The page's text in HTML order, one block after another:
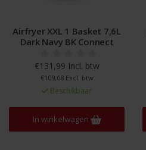
Airfryer XXL 1 Basket 7,6L
Dark Navy BK Connect
€131,99 Incl. btw
€109,08 Excl. btw
Beschikbaar
In winkelwagen